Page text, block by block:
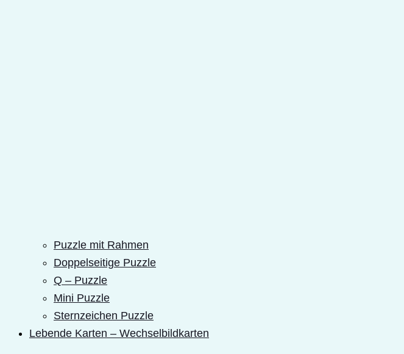
Puzzle mit Rahmen
Doppelseitige Puzzle
Q – Puzzle
Mini Puzzle
Sternzeichen Puzzle
Lebende Karten – Wechselbildkarten